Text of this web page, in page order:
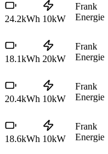
24.2kWh 10kW
Frank
Energie
18.1kWh 20kW
Frank
Energie
20.4kWh 10kW
Frank
Energie
18.6kWh 10kW
Frank
Energie